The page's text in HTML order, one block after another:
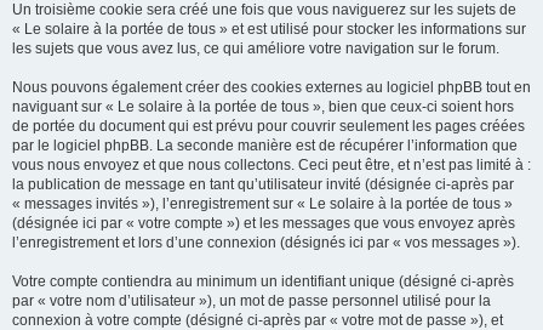
Un troisième cookie sera créé une fois que vous naviguerez sur les sujets de
« Le solaire à la portée de tous » et est utilisé pour stocker les informations sur
les sujets que vous avez lus, ce qui améliore votre navigation sur le forum.
Nous pouvons également créer des cookies externes au logiciel phpBB tout en
naviguant sur « Le solaire à la portée de tous », bien que ceux-ci soient hors
de portée du document qui est prévu pour couvrir seulement les pages créées
par le logiciel phpBB. La seconde manière est de récupérer l’information que
vous nous envoyez et que nous collectons. Ceci peut être, et n’est pas limité à :
la publication de message en tant qu’utilisateur invité (désignée ci-après par
« messages invités »), l’enregistrement sur « Le solaire à la portée de tous »
(désignée ici par « votre compte ») et les messages que vous envoyez après
l’enregistrement et lors d’une connexion (désignés ici par « vos messages »).
Votre compte contiendra au minimum un identifiant unique (désigné ci-après
par « votre nom d’utilisateur »), un mot de passe personnel utilisé pour la
connexion à votre compte (désigné ci-après par « votre mot de passe »), et